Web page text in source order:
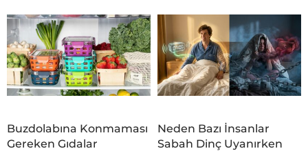
Buzdolabına Konmaması
Gereken Gıdalar
Neden Bazı İnsanlar
Sabah Dinç Uyanırken